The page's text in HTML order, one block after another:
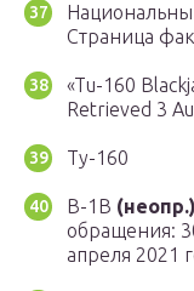
Страница
«Tu-160
Retrieved 3
Ту-160
B-1B (неопр.)
обращения:
апреля 2021